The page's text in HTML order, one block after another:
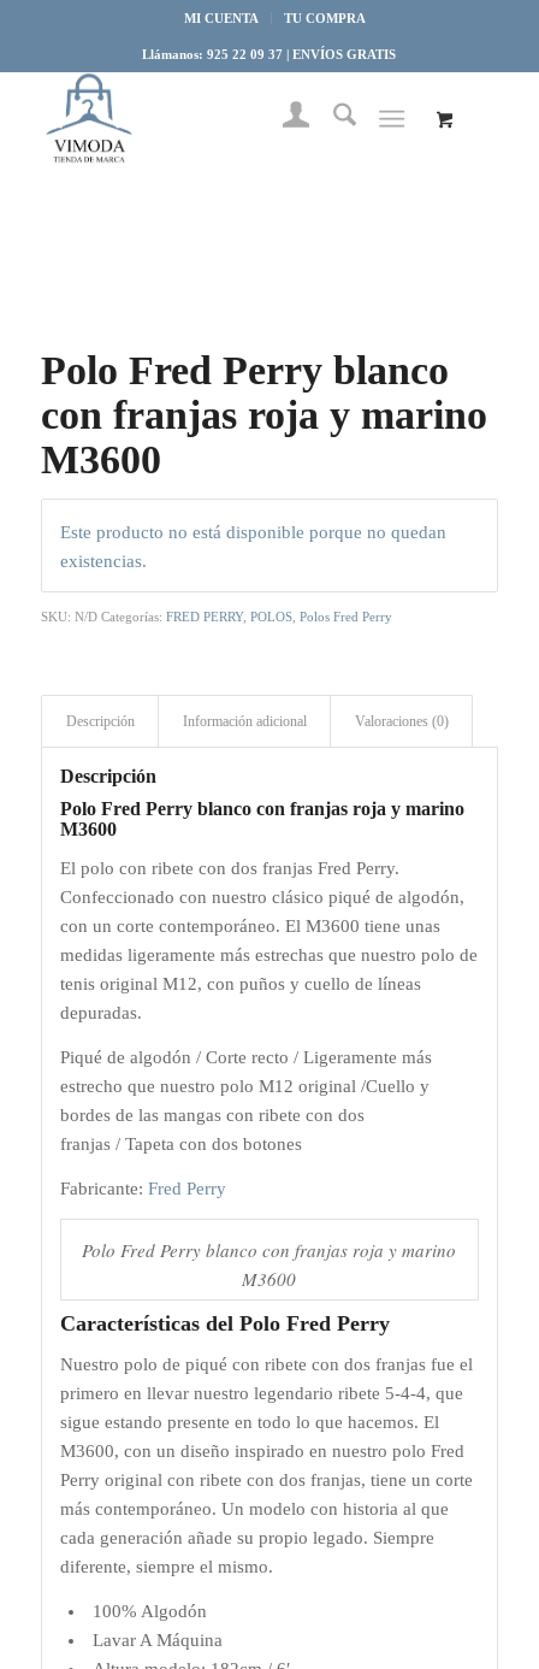
MI CUENTA TU COMPRA
Llámanos: 925 22 09 37 | ENVÍOS GRATIS
Polo Fred Perry blanco
con franjas roja y marino
M3600
Este producto no está disponible porque no quedan
existencias.
SKU: N/D Categorías: FRED PERRY, POLOS, Polos Fred Perry
Descripción Información adicional Valoraciones (0)
Descripción
Polo Fred Perry blanco con franjas roja y marino
M3600
El polo con ribete con dos franjas Fred Perry.
Confeccionado con nuestro clásico piqué de algodón,
con un corte contemporáneo. El M3600 tiene unas
medidas ligeramente más estrechas que nuestro polo de
tenis original M12, con puños y cuello de líneas
depuradas.
Piqué de algodón / Corte recto / Ligeramente más
estrecho que nuestro polo M12 original /Cuello y
bordes de las mangas con ribete con dos
franjas / Tapeta con dos botones
Fabricante: Fred Perry
Polo Fred Perry blanco con franjas roja y marino
M3600
Características del Polo Fred Perry
Nuestro polo de piqué con ribete con dos franjas fue el
primero en llevar nuestro legendario ribete 5-4-4, que
sigue estando presente en todo lo que hacemos. El
M3600, con un diseño inspirado en nuestro polo Fred
Perry original con ribete con dos franjas, tiene un corte
más contemporáneo. Un modelo con historia al que
cada generación añade su propio legado. Siempre
diferente, siempre el mismo.
100% Algodón
Lavar A Máquina